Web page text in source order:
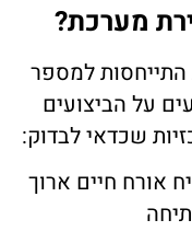
מערכת?
למספר
על הביצועים
שכדאי לבדוק:
אורח חיים ארוך